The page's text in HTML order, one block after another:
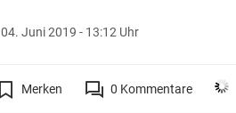
04. Juni 2019 - 13:12 Uhr
Merken 0 Kommentare